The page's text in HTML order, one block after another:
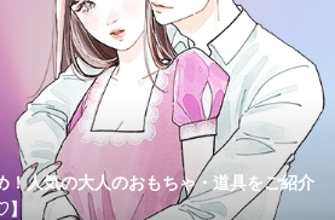
！人気の大人のおもちゃ・道具をご紹介
】